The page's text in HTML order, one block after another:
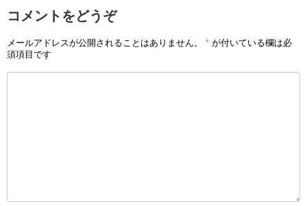
コメントをどうぞ
メールアドレスが公開されることはありません。 * が付いている欄は必
須項目です